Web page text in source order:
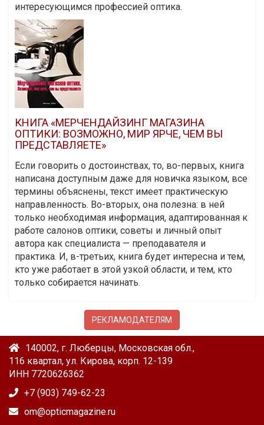
интересующимся профессией оптика.
КНИГА «МЕРЧЕНДАЙЗИНГ МАГАЗИНА
ОПТИКИ: ВОЗМОЖНО, МИР ЯРЧЕ, ЧЕМ ВЫ
ПРЕДСТАВЛЯЕТЕ»
Если говорить о достоинствах, то, во-первых, книга
написана доступным даже для новичка языком, все
термины объяснены, текст имеет практическую
направленность. Во-вторых, она полезна: в ней
только необходимая информация, адаптированная к
работе салонов оптики, советы и личный опыт
автора как специалиста — преподавателя и
практика. И, в-третьих, книга будет интересна и тем,
кто уже работает в этой узкой области, и тем, кто
только собирается начинать.
РЕКЛАМОДАТЕЛЯМ
140002, г. Люберцы, Московская обл.,
116 квартал, ул. Кирова, корп. 12-139
ИНН 7720626362
+7 (903) 749-62-23
om@opticmagazine.ru